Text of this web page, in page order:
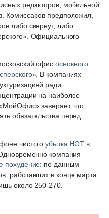
редакторов, мобильной
Комиссаров предположил,
либо свернут, либо
Официального
офис основного
. В компаниях
ради
на наиболее
заверяет, что
обязательства перед
чистого убытка НОТ в
компания
похудение: по данным
работавших в конце марта
около 250-270.